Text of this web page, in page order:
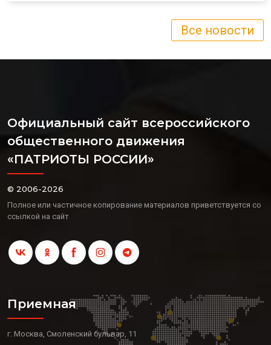
Все новости
Официальный сайт всероссийского
общественного движения
«ПАТРИОТЫ РОССИИ»
© 2006-2026
Полное или частичное копирование материалов приветствуется со
ссылкой на сайт
Приемная
г. Москва, Смоленский бульвар, 11